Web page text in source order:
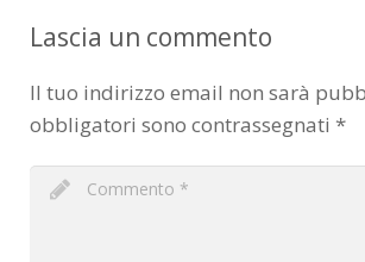
Lascia un commento
Il tuo indirizzo email non sarà
obbligatori sono contrassegnati *